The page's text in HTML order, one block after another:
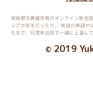
宮城県多賀城市発のオンライン英会
ングが苦手だったり、
英語の単語や
もまで、日常英会話で一緒に上達し
© 2019